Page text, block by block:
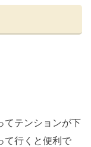
てテンションが下
て行くと便利で